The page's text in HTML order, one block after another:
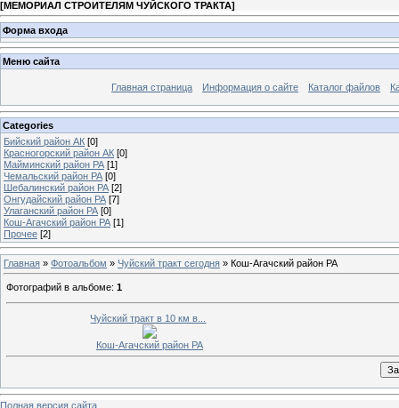
[МЕМОРИАЛ СТРОИТЕЛЯМ ЧУЙСКОГО ТРАКТА]
Форма входа
Меню сайта
Главная страница Информация о сайте Каталог файлов
Categories
Бийский район АК [0]
Красногорский район АК [0]
Майминский район РА [1]
Чемальский район РА [0]
Шебалинский район РА [2]
Онгудайский район РА [7]
Улаганский район РА [0]
Кош-Агачский район РА [1]
Прочее [2]
Главная » Фотоальбом » Чуйский тракт сегодня » Кош-Агачский район РА
Фотографий в альбоме: 1
Чуйский тракт в 10 км в...
Кош-Агачский район РА
Полная версия сайта